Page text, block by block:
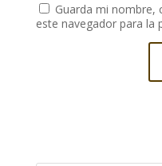
Guarda mi nombre,
este navegador para la